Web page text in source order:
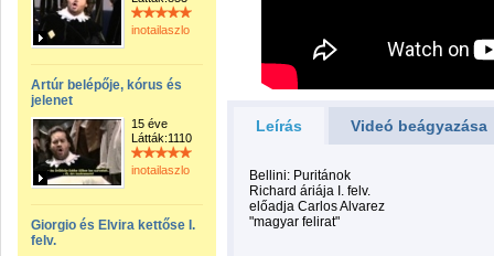
inotailaszlo
Artúr belépője, kórus és
jelenet
15 éve
Látták:1110
inotailaszlo
Giorgio és Elvira kettőse I.
felv.
Leírás Videó beágyazása
Bellini: Puritánok
Richard áriája I. felv.
előadja Carlos Alvarez
"magyar felirat"